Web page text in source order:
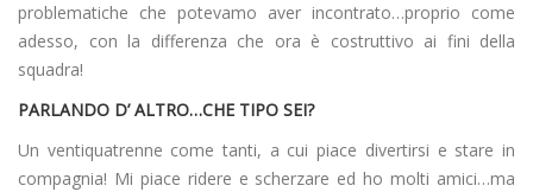
problematiche che potevamo aver incontrato…proprio come
adesso, con la differenza che ora è costruttivo ai fini della
squadra!
PARLANDO D’ ALTRO…CHE TIPO SEI?
Un ventiquatrenne come tanti, a cui piace divertirsi e stare in
compagnia! Mi piace ridere e scherzare ed ho molti amici…ma